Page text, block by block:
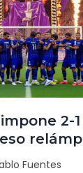
2-
Fuentes